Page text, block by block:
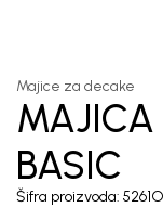
Majice za decake
MAJICA
BASIC
Šifra proizvoda: